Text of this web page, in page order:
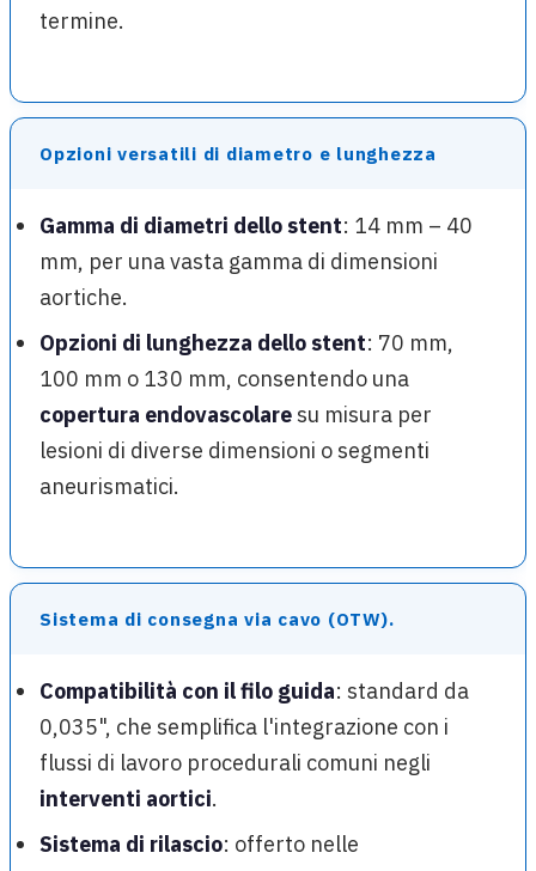
termine.
Opzioni versatili di diametro e lunghezza
Gamma di diametri dello stent: 14 mm – 40
mm, per una vasta gamma di dimensioni
aortiche.
Opzioni di lunghezza dello stent: 70 mm,
100 mm o 130 mm, consentendo una
copertura endovascolare su misura per
lesioni di diverse dimensioni o segmenti
aneurismatici.
Sistema di consegna via cavo (OTW).
Compatibilità con il filo guida: standard da
0,035", che semplifica l'integrazione con i
flussi di lavoro procedurali comuni negli
interventi aortici.
Sistema di rilascio: offerto nelle